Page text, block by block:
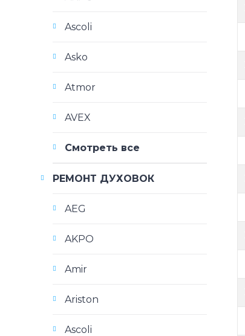
Ascoli
Asko
Atmor
AVEX
Смотреть все
РЕМОНТ ДУХОВОК
AEG
AKPO
Amir
Ariston
Ascoli